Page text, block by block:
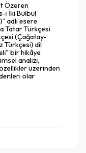
Özeren
i İki Bülbül
adlı esere
Tatar Türkçesi
(Çağatay-
Türkçesi) dil
bir hikâye
analizi,
üzerinden
olar